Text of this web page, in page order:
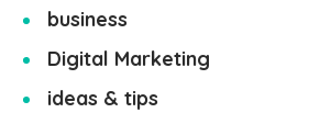
business
Digital Marketing
ideas & tips